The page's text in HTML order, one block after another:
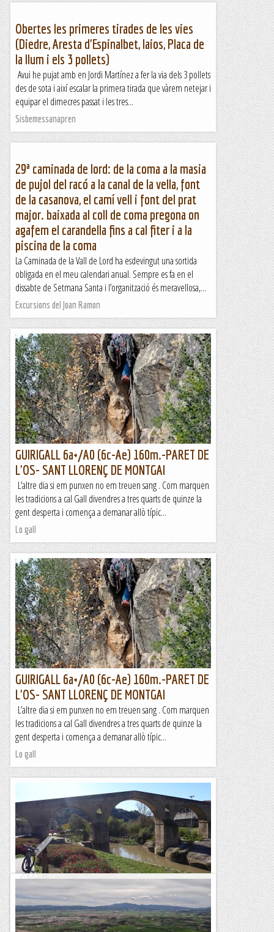
Obertes les primeres tirades de les vies
(Diedre, Aresta d'Espinalbet, Iaios, Placa de
la llum i els 3 pollets)
Avui he pujat amb en Jordi Martínez a fer la via dels 3 pollets
des de sota i així escalar la primera tirada que vàrem netejar i
equipar el dimecres passat i les tres...
Sisbemessanapren
29ª caminada de lord: de la coma a la masia
de pujol del racó a la canal de la vella, font
de la casanova, el camí vell i font del prat
major. baixada al coll de coma pregona on
agafem el carandella fins a cal fiter i a la
piscina de la coma
La Caminada de la Vall de Lord ha esdevingut una sortida
obligada en el meu calendari anual. Sempre es fa en el
dissabte de Setmana Santa i l’organització és meravellosa,...
Excursions del Joan Ramon
GUIRIGALL 6a+/A0 (6c-Ae) 160m.-PARET DE
L'OS- SANT LLORENÇ DE MONTGAI
L’altre dia si em punxen no em treuen sang . Com marquen
les tradicions a cal Gall divendres a tres quarts de quinze la
gent desperta i comença a demanar allò típic...
Lo gall
GUIRIGALL 6a+/A0 (6c-Ae) 160m.-PARET DE
L'OS- SANT LLORENÇ DE MONTGAI
L’altre dia si em punxen no em treuen sang . Com marquen
les tradicions a cal Gall divendres a tres quarts de quinze la
gent desperta i comença a demanar allò típic...
Lo gall
La comarca del bages a cop de pedal
Pont medieval a ManresaPrimavera poc estable